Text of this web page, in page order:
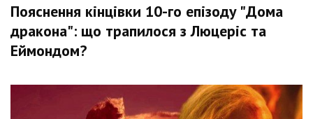
Пояснення кінцівки 10-го епізоду "Дома
дракона": що трапилося з Люцеріс та
Еймондом?